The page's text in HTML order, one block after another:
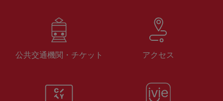
公共交通機関・チケット アクセス